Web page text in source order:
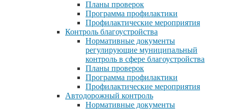
Планы проверок
Программа профилактики
Профилактические мероприятия
Контроль благоустройства
Нормативные документы
регулирующие муниципальный
контроль в сфере благоустройства
Планы проверок
Программа профилактики
Профилактические мероприятия
Автодорожный контроль
Нормативные документы